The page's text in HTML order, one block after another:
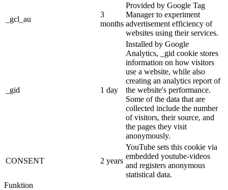
_gcl_au
3
months
Provided by Google Tag
Manager to experiment
advertisement efficiency of
websites using their services.
_gid 1 day
Installed by Google
Analytics, _gid cookie stores
information on how visitors
use a website, while also
creating an analytics report of
the website's performance.
Some of the data that are
collected include the number
of visitors, their source, and
the pages they visit
anonymously.
CONSENT 2 years
YouTube sets this cookie via
embedded youtube-videos
and registers anonymous
statistical data.
Funktion